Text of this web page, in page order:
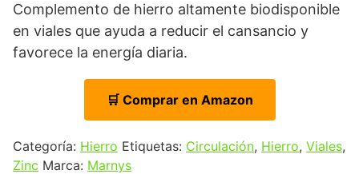
Complemento de hierro altamente biodisponible
en viales que ayuda a reducir el cansancio y
favorece la energía diaria.
🛒 Comprar en Amazon
Categoría: Hierro Etiquetas: Circulación, Hierro, Viales,
Zinc Marca: Marnys